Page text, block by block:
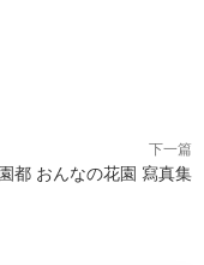
下一篇
都 おんなの花園 寫真集